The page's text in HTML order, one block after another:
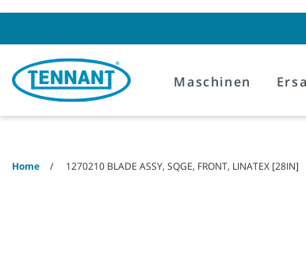
Maschinen
Home 1270210 BLADE ASSY, SQGE, FRONT, LINATEX [28IN]